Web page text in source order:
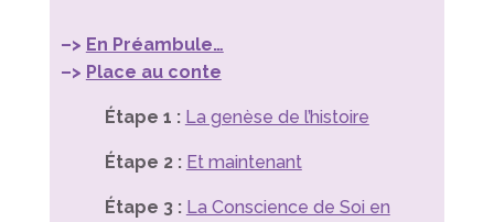
–> En Préambule…
–> Place au conte
Étape 1 : La genèse de l’histoire
Étape 2 : Et maintenant
Étape 3 : La Conscience de Soi en